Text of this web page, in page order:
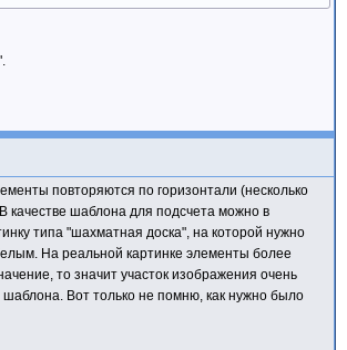
повторяются по горизонтали (несколько
качестве шаблона для подсчета можно в
типа "шахматная доска", на которой нужно
На реальной картинке элементы более
то значит участок изображения очень
Вот только не помню, как нужно было